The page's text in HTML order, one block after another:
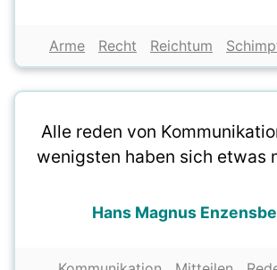
Arme Recht Reichtum
Alle reden von
wenigsten haben sich etwas
Hans Magnus